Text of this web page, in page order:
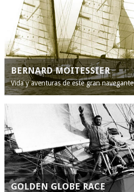
BERNARD MOITESSIER
Vida y aventuras de este gran navegante
GOLDEN GLOBE RACE